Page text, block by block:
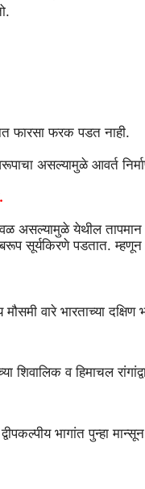
फारसा फरक पडत नाही.
असल्यामुळे आवर्त
असल्यामुळे येथील
सूर्यकिरणे पडतात. म्हणून
वारे भारताच्या दक्षिण
शिवालिक व हिमाचल
भागांत पुन्हा